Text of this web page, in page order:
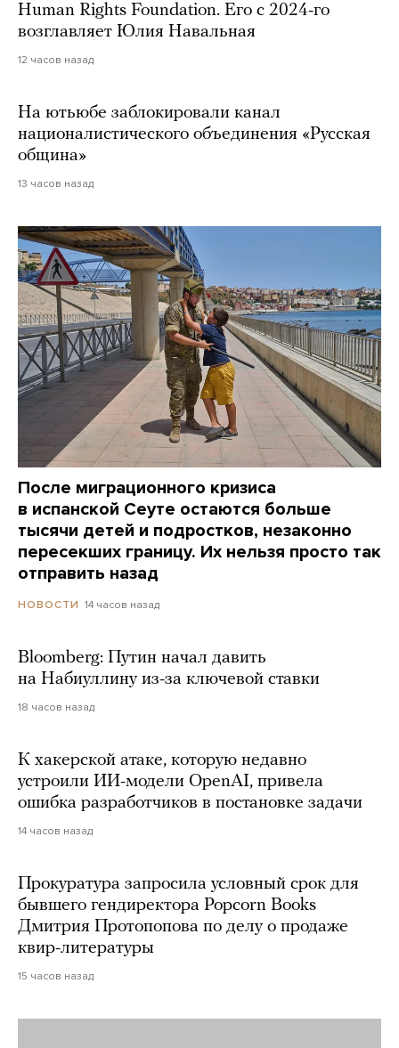
Human Rights Foundation. Его с 2024-го
возглавляет Юлия Навальная
12 часов назад
На ютьюбе заблокировали канал
националистического объединения «Русская
община»
13 часов назад
После миграционного кризиса
в испанской Сеуте остаются больше
тысячи детей и подростков, незаконно
пересекших границу. Их нельзя просто так
отправить назад
НОВОСТИ 14 часов назад
Bloomberg: Путин начал давить
на Набиуллину из-за ключевой ставки
18 часов назад
К хакерской атаке, которую недавно
устроили ИИ-модели OpenAI, привела
ошибка разработчиков в постановке задачи
14 часов назад
Прокуратура запросила условный срок для
бывшего гендиректора Popcorn Books
Дмитрия Протопопова по делу о продаже
квир-литературы
15 часов назад